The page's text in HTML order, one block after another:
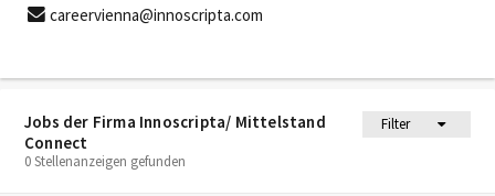
Jobs der Firma Innoscripta/ Mittelstand
Connect
Filter
0 Stellenanzeigen gefunden
careervienna@innoscripta.com